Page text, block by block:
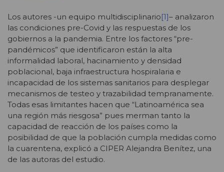
Los autores -un equipo multidisciplinario[1]– analizaron
las condiciones pre-Covid y las respuestas de los
gobiernos a la pandemia. Entre los factores “pre-
pandémicos” que identificaron están la alta
informalidad laboral, hacinamiento y densidad
poblacional, baja infraestructura hospiralaria e
incapacidad de los sistemas sanitarios para desplegar
mecanismos de testeo y trazabilidad tempranamente.
Todas esas limitantes hacen que “Latinoamérica sea
una región más riesgosa” pues merman tanto la
capacidad de reacción de los países como la
posibilidad de que la población cumpla medidas como
la cuarentena, explicó a CIPER Alejandra Benítez, una
de las autoras del estudio.